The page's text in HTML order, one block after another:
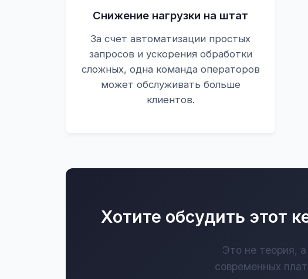
Снижение нагрузки на штат
За счет автоматизации простых
запросов и ускорения обработки
сложных, одна команда операторов
может обслуживать больше
клиентов.
Хотите обсудить этот
Это не теория,
современных